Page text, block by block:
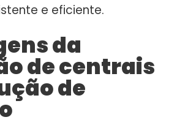
e eficiente.
da
de centrais
de